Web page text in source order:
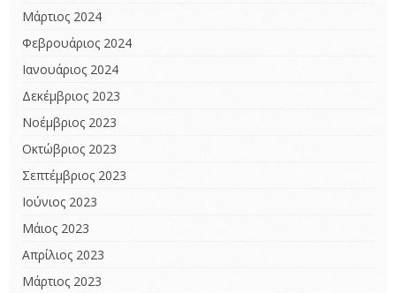
Μάρτιος 2024
Φεβρουάριος 2024
Ιανουάριος 2024
Δεκέμβριος 2023
Νοέμβριος 2023
Οκτώβριος 2023
Σεπτέμβριος 2023
Ιούνιος 2023
Μάιος 2023
Απρίλιος 2023
Μάρτιος 2023